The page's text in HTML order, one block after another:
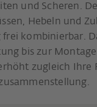
und Scheren.
Hebeln und
frei kombinierbar.
bis zur
zugleich Ihre